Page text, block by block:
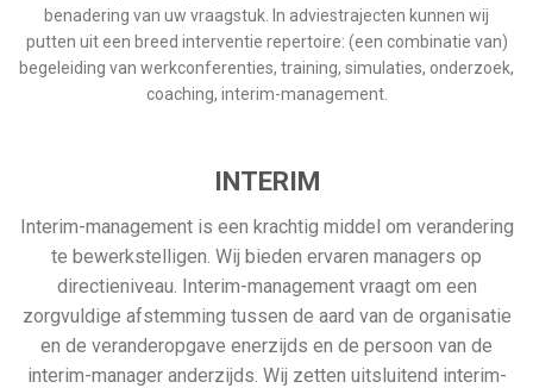
benadering van uw vraagstuk. In adviestrajecten kunnen wij
putten uit een breed interventie repertoire: (een combinatie van)
begeleiding van werkconferenties, training, simulaties, onderzoek,
coaching, interim-management.
INTERIM
Interim-management is een krachtig middel om verandering
te bewerkstelligen. Wij bieden ervaren managers op
directieniveau. Interim-management vraagt om een
zorgvuldige afstemming tussen de aard van de organisatie
en de veranderopgave enerzijds en de persoon van de
interim-manager anderzijds. Wij zetten uitsluitend interim-